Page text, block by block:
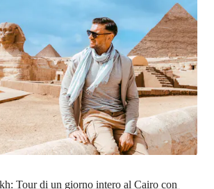
Tour di un giorno intero al Cairo con